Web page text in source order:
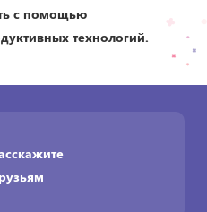
с помощью
технологий.